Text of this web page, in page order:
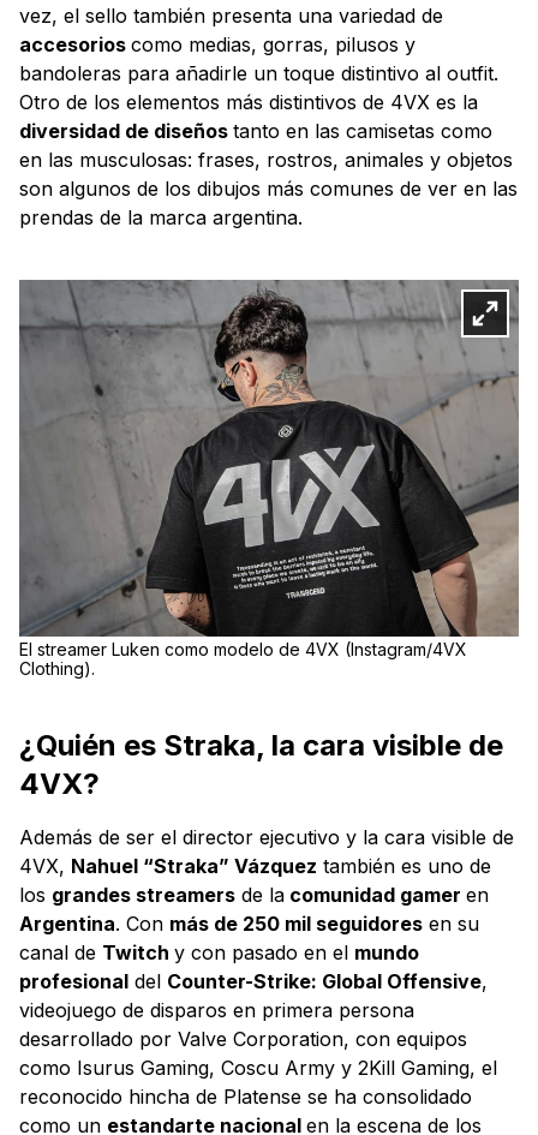
vez, el sello también presenta una variedad de
accesorios como medias, gorras, pilusos y
bandoleras para añadirle un toque distintivo al outfit.
Otro de los elementos más distintivos de 4VX es la
diversidad de diseños tanto en las camisetas como
en las musculosas: frases, rostros, animales y objetos
son algunos de los dibujos más comunes de ver en las
prendas de la marca argentina.
El streamer Luken como modelo de 4VX (Instagram/4VX
Clothing).
¿Quién es Straka, la cara visible de
4VX?
Además de ser el director ejecutivo y la cara visible de
4VX, Nahuel “Straka” Vázquez también es uno de
los grandes streamers de la comunidad gamer en
Argentina. Con más de 250 mil seguidores en su
canal de Twitch y con pasado en el mundo
profesional del Counter-Strike: Global Offensive,
videojuego de disparos en primera persona
desarrollado por Valve Corporation, con equipos
como Isurus Gaming, Coscu Army y 2Kill Gaming, el
reconocido hincha de Platense se ha consolidado
como un estandarte nacional en la escena de los